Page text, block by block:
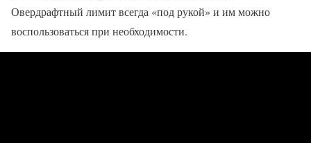
Овердрафтный лимит всегда «под рукой» и им можно
воспользоваться при необходимости.